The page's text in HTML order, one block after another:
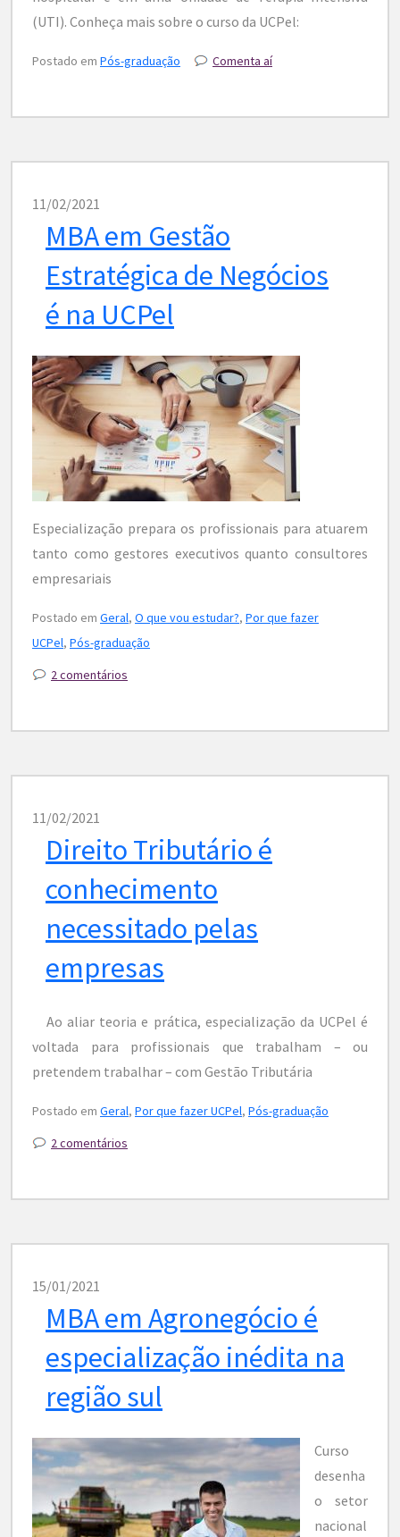
(UTI). Conheça mais sobre o curso da UCPel:
Postado em Pós-graduação Comenta aí
11/02/2021
MBA em Gestão
Estratégica de Negócios
é na UCPel
Especialização prepara os profissionais para atuarem
tanto como gestores executivos quanto consultores
empresariais
Postado em Geral, O que vou estudar?, Por que fazer
UCPel, Pós-graduação
2 comentários
11/02/2021
Direito Tributário é
conhecimento
necessitado pelas
empresas
Ao aliar teoria e prática, especialização da UCPel é
voltada para profissionais que trabalham – ou
pretendem trabalhar – com Gestão Tributária
Postado em Geral, Por que fazer UCPel, Pós-graduação
2 comentários
15/01/2021
MBA em Agronegócio é
especialização inédita na
região sul
Curso
desenha
o setor
nacional